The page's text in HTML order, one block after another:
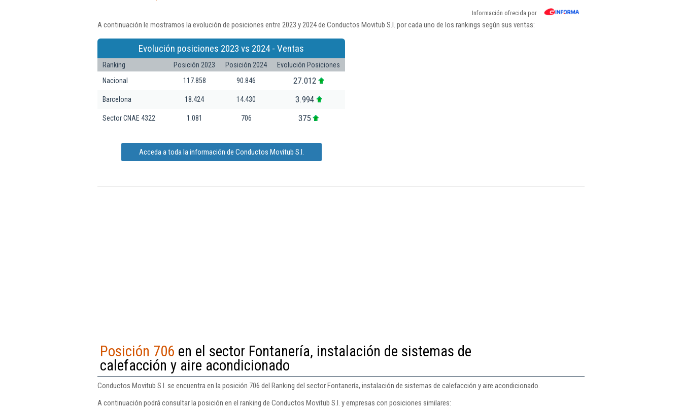
Información ofrecida por
A continuación le mostramos la evolución de posiciones entre 2023 y 2024 de Conductos Movitub S.l. por cada uno de los rankings según sus ventas:
Evolución posiciones 2023 vs 2024 - Ventas
Ranking Posición 2023 Posición 2024
Evolución Posiciones
Nacional
117.858 90.846 27.012
Barcelona 18.424 14.430 3.994
Sector CNAE 4322 1.081 706 375
Acceda a toda la información de Conductos Movitub S.l.
Posición 706 en el sector Fontanería, instalación de sistemas de
calefacción y aire acondicionado
Conductos Movitub S.l. se encuentra en la posición 706 del Ranking del sector Fontanería, instalación de sistemas de calefacción y aire acondicionado.
A continuación podrá consultar la posición en el ranking de Conductos Movitub S.l. y empresas con posiciones similares: